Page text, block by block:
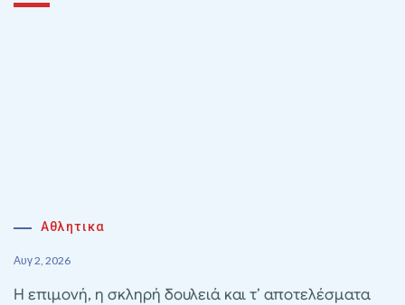
Αθλητικα
Αυγ 2, 2026
Η επιμονή, η σκληρή δουλειά και τ’ αποτελέσματα